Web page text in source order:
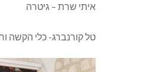
איתי שרת – גיטרה
טל קורנברג- כלי הקשה